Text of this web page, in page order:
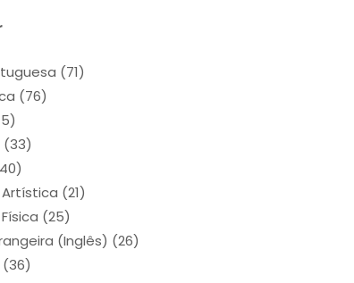
(71)
(76)
(33)
(21)
(25)
(Inglês) (26)